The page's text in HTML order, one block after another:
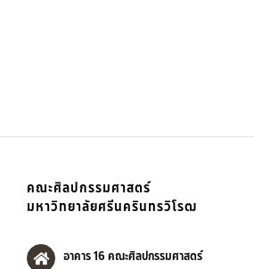
คณะศิลปกรรมศาสตร์
มหาวิทยาลัยศรีนครินทรวิโรฒ
อาคาร 16 คณะศิลปกรรมศาสตร์